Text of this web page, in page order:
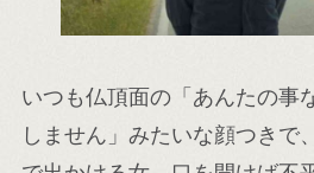
いつも仏頂面の「あんたの事
しません」みたいな顔つきで